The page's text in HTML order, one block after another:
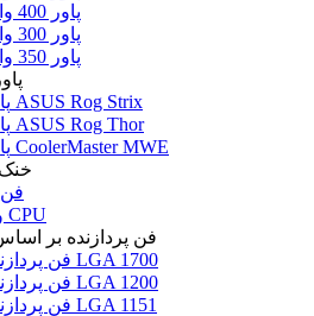
پاور 400 وات
پاور 300 وات
پاور 350 وات
پاور ASUS Rog Strix
پاور ASUS Rog Thor
پاور CoolerMaster MWE
خنک
فن
واتر کولر CPU
فن پردازنده بر
فن پردازنده LGA 1700
فن پردازنده LGA 1200
فن پردازنده LGA 1151